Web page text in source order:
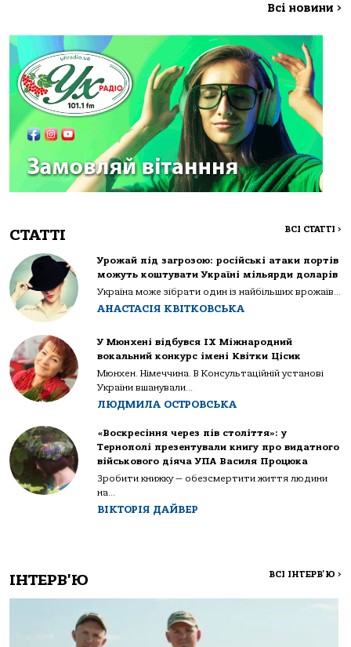
Всі новини >
СТАТТІ ВСІ СТАТТІ >
Урожай під загрозою: російські атаки портів
можуть коштувати Україні мільярди доларів
Україна може зібрати один із найбільших врожаїв...
АНАСТАСІЯ КВІТКОВСЬКА
У Мюнхені відбувся IX Міжнародний
вокальний конкурс імені Квітки Цісик
Мюнхен. Німеччина. В Консультаційній установі
України вшанували...
ЛЮДМИЛА ОСТРОВСЬКА
«Воскресіння через пів століття»: у
Тернополі презентували книгу про видатного
військового діяча УПА Василя Процюка
Зробити книжку — обезсмертити життя людини
на...
ВІКТОРІЯ ДАЙВЕР
ІНТЕРВ'Ю ВСІ ІНТЕРВ'Ю >